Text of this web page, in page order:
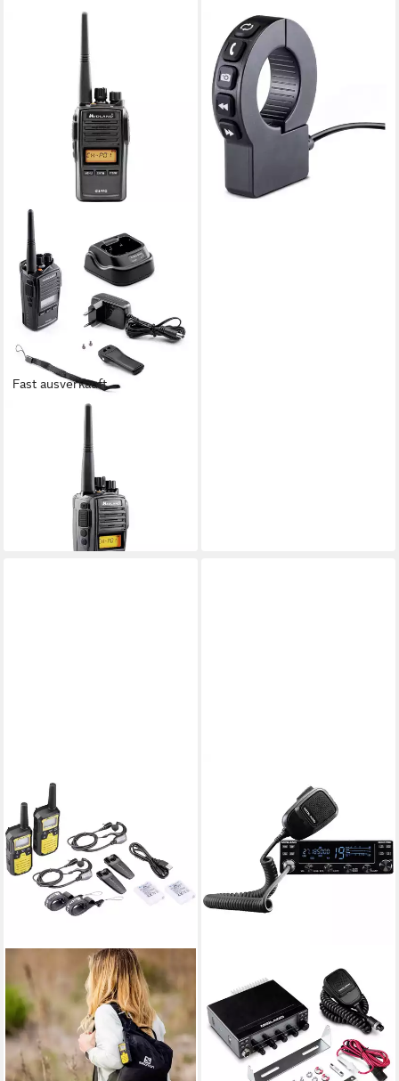
Fast ausverkauft
NC, PMR446 Funkgerät
C1145.04 PMR-Funkgerät
mtl. in 12 Raten
lieferbar - in 2-3 Werktagen bei dir
MIDLAND
Midland Motorrad-Navi
Navigationsgerät
27,43 €
lieferbar - in 2-3 Werktagen bei dir